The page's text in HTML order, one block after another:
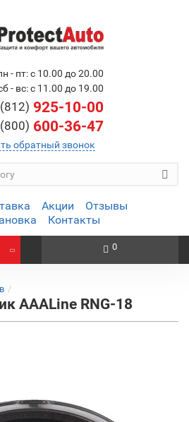
- пт: с 10.00 до 20.00
- вс: с 11.00 до 19.00
925-10-00
600-36-47
обратный звонок
Акции
Отзывы
Контакты
0
AAALine RNG-18